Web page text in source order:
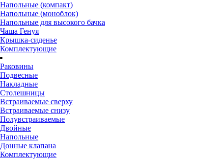
Напольные (компакт)
Напольные (моноблок)
Напольные для высокого бачка
Чаша Генуя
Крышка-сиденье
Комплектующие
Раковины
Подвесные
Накладные
Столешницы
Встраиваемые сверху
Встраиваемые снизу
Полувстраиваемые
Двойные
Напольные
Донные клапана
Комплектующие